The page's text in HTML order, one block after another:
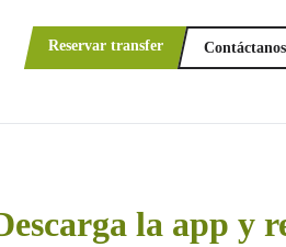
Reservar transfer Contáctanos
la app y